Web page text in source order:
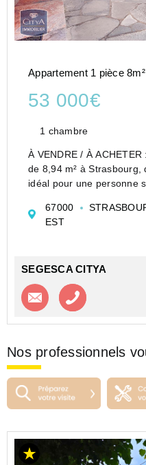
Appartement 1 pièce
53 000€
1 chambre
À VENDRE / À
de 8,94 m² à Strasbourg,
idéal pour une personne
le quartier prisé des
Les Arq...
67000
EST
SEGESCA CITYA
Contacter l'agence
Nos professionnels